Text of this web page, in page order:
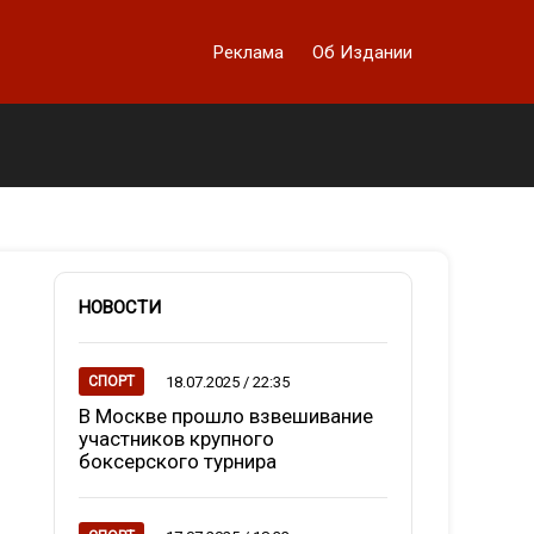
Реклама Об Издании
НОВОСТИ
СПОРТ 18.07.2025 / 22:35
В Москве прошло взвешивание
участников крупного
боксерского турнира